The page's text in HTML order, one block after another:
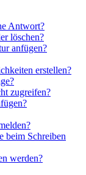
Antwort?
löschen?
anfügen?
erstellen?
zugreifen?
beim Schreiben
werden?